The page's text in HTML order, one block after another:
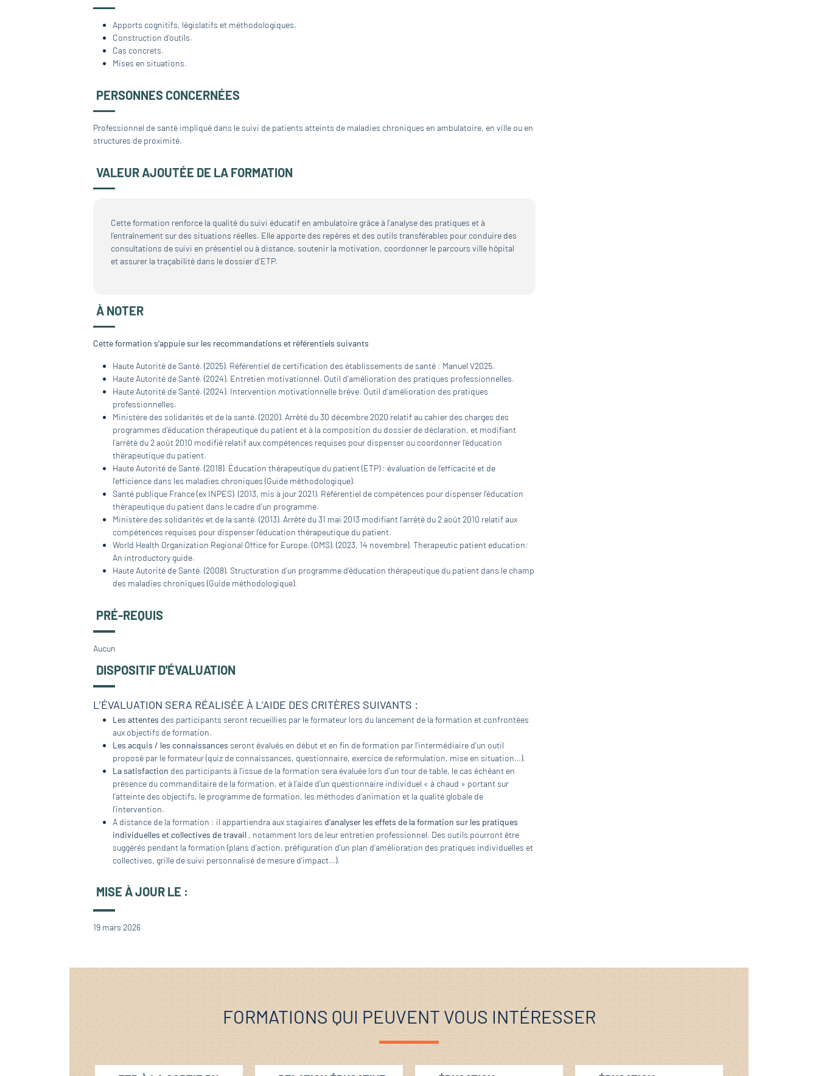
Apports cognitifs, législatifs et méthodologiques.
Construction d’outils.
Cas concrets.
Mises en situations.
PERSONNES CONCERNÉES
Professionnel de santé impliqué dans le suivi de patients atteints de maladies chroniques en ambulatoire, en ville ou en
structures de proximité.
VALEUR AJOUTÉE DE LA FORMATION
Cette formation renforce la qualité du suivi éducatif en ambulatoire grâce à l’analyse des pratiques et à
l’entraînement sur des situations réelles. Elle apporte des repères et des outils transférables pour conduire des
consultations de suivi en présentiel ou à distance, soutenir la motivation, coordonner le parcours ville hôpital
et assurer la traçabilité dans le dossier d’ETP.
À NOTER
Cette formation s’appuie sur les recommandations et référentiels suivants
Haute Autorité de Santé. (2025). Référentiel de certification des établissements de santé : Manuel V2025.
Haute Autorité de Santé. (2024). Entretien motivationnel. Outil d’amélioration des pratiques professionnelles.
Haute Autorité de Santé. (2024). Intervention motivationnelle brève. Outil d’amélioration des pratiques
professionnelles.
Ministère des solidarités et de la santé. (2020). Arrêté du 30 décembre 2020 relatif au cahier des charges des
programmes d’éducation thérapeutique du patient et à la composition du dossier de déclaration, et modifiant
l’arrêté du 2 août 2010 modifié relatif aux compétences requises pour dispenser ou coordonner l’éducation
thérapeutique du patient.
Haute Autorité de Santé. (2018). Éducation thérapeutique du patient (ETP) : évaluation de l’efficacité et de
l’efficience dans les maladies chroniques (Guide méthodologique).
Santé publique France (ex INPES). (2013, mis à jour 2021). Référentiel de compétences pour dispenser l’éducation
thérapeutique du patient dans le cadre d’un programme.
Ministère des solidarités et de la santé. (2013). Arrêté du 31 mai 2013 modifiant l’arrêté du 2 août 2010 relatif aux
compétences requises pour dispenser l’éducation thérapeutique du patient.
World Health Organization Regional Office for Europe. (OMS). (2023, 14 novembre). Therapeutic patient education:
An introductory guide.
Haute Autorité de Santé. (2008). Structuration d’un programme d’éducation thérapeutique du patient dans le champ
des maladies chroniques (Guide méthodologique).
PRÉ-REQUIS
Aucun
DISPOSITIF D'ÉVALUATION
L’ÉVALUATION SERA RÉALISÉE À L’AIDE DES CRITÈRES SUIVANTS :
Les attentes des participants seront recueillies par le formateur lors du lancement de la formation et confrontées
aux objectifs de formation.
Les acquis / les connaissances seront évalués en début et en fin de formation par l’intermédiaire d’un outil
proposé par le formateur (quiz de connaissances, questionnaire, exercice de reformulation, mise en situation…).
La satisfaction des participants à l’issue de la formation sera évaluée lors d’un tour de table, le cas échéant en
présence du commanditaire de la formation, et à l’aide d’un questionnaire individuel « à chaud » portant sur
l’atteinte des objectifs, le programme de formation, les méthodes d’animation et la qualité globale de
l’intervention.
A distance de la formation : il appartiendra aux stagiaires d’analyser les effets de la formation sur les pratiques
individuelles et collectives de travail , notamment lors de leur entretien professionnel. Des outils pourront être
suggérés pendant la formation (plans d’action, préfiguration d’un plan d’amélioration des pratiques individuelles et
collectives, grille de suivi personnalisé de mesure d’impact…).
MISE À JOUR LE :
19 mars 2026
FORMATIONS QUI PEUVENT VOUS INTÉRESSER